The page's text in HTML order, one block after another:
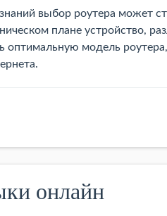
выбор роутера может
плане устройство,
оптимальную модель
онлайн